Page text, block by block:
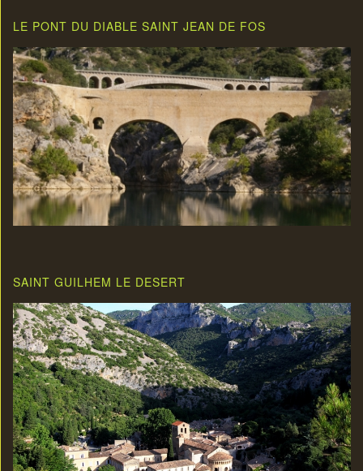
LE PONT DU DIABLE SAINT JEAN DE FOS
SAINT GUILHEM LE DESERT